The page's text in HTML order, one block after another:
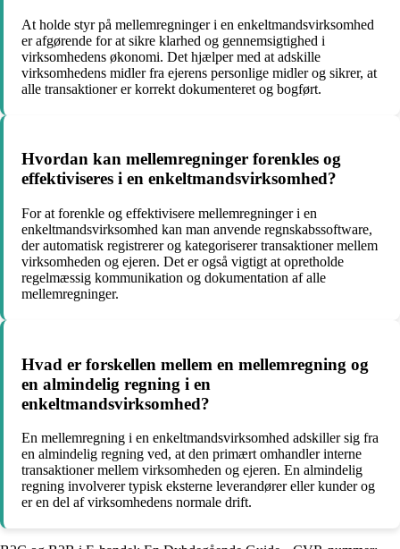
At holde styr på mellemregninger i en enkeltmandsvirksomhed
er afgørende for at sikre klarhed og gennemsigtighed i
virksomhedens økonomi. Det hjælper med at adskille
virksomhedens midler fra ejerens personlige midler og sikrer, at
alle transaktioner er korrekt dokumenteret og bogført.
Hvordan kan mellemregninger forenkles og
effektiviseres i en enkeltmandsvirksomhed?
For at forenkle og effektivisere mellemregninger i en
enkeltmandsvirksomhed kan man anvende regnskabssoftware,
der automatisk registrerer og kategoriserer transaktioner mellem
virksomheden og ejeren. Det er også vigtigt at opretholde
regelmæssig kommunikation og dokumentation af alle
mellemregninger.
Hvad er forskellen mellem en mellemregning og
en almindelig regning i en
enkeltmandsvirksomhed?
En mellemregning i en enkeltmandsvirksomhed adskiller sig fra
en almindelig regning ved, at den primært omhandler interne
transaktioner mellem virksomheden og ejeren. En almindelig
regning involverer typisk eksterne leverandører eller kunder og
er en del af virksomhedens normale drift.